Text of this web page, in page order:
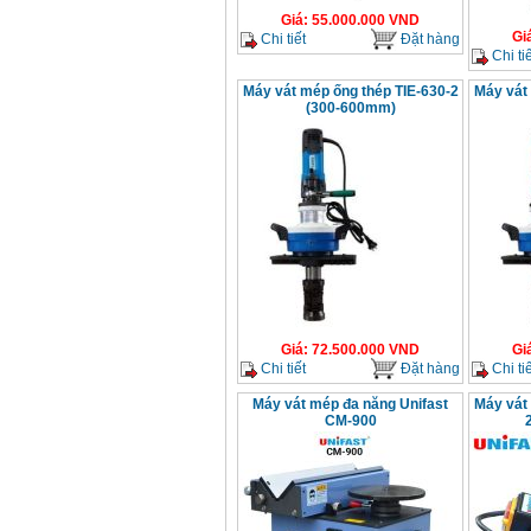
Giá: 55.000.000 VND
Chi tiết
Đặt hàng
Chi
Máy vát mép ống thép TIE-630-2
(300-600mm)
Giá: 72.500.000 VND
Chi tiết
Đặt hàng
Máy vát
Chi
Máy vát mép đa năng Unifast
CM-900
Máy